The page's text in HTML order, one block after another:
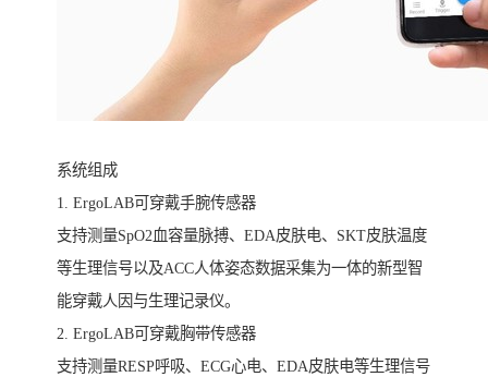
系统组成
1. ErgoLAB可穿戴手腕传感器
支持测量SpO2血容量脉搏、EDA皮肤电、SKT皮肤温度
等生理信号以及ACC人体姿态数据采集为一体的新型智
能穿戴人因与生理记录仪。
2. ErgoLAB可穿戴胸带传感器
支持测量RESP呼吸、ECG心电、EDA皮肤电等生理信号